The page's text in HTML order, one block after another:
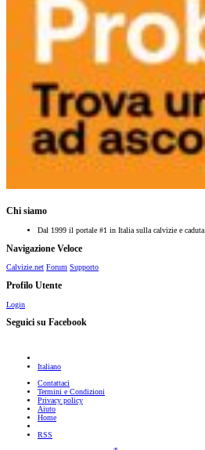
Chi siamo
Dal 1999 il portale #1 in Italia sulla calvizie e
Navigazione Veloce
Calvizie.net Forum Supporto
Profilo Utente
Login
Seguici su Facebook
Italiano
Contattaci
Termini e Condizioni
Privacy policy
Aiuto
Home
RSS